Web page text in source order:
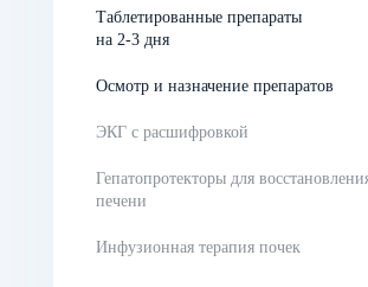
удовольствие. Действие на организм
следующее:
глаза становятся блестящими,
происходит притупление эмоций,
Таблетированные препараты
на 2-3 дня
Осмотр и назначение препаратов
ЭКГ с расшифровкой
Гепатопротекторы для
печени
Инфузионная терапия почек